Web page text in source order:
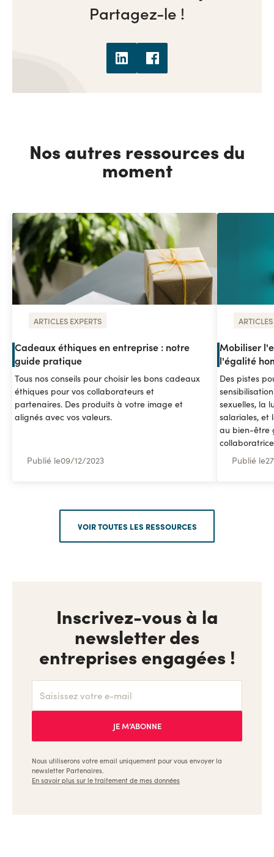
Partagez-le !
Nos autres ressources du
moment
ARTICLES EXPERTS
Cadeaux éthiques en entreprise : notre
guide pratique
Tous nos conseils pour choisir les bons cadeaux
éthiques pour vos collaborateurs et
partenaires. Des produits à votre image et
alignés avec vos valeurs.
Publié le09/12/2023
Mobiliser
l'égalité
Des pistes
sexuelles, la
salariales, et
au bien-être
Publié le27
VOIR TOUTES LES RESSOURCES
Inscrivez-vous à la
newsletter des
entreprises engagées !
Nous utiliserons votre email uniquement pour vous envoyer la
newsletter Partenaires.
En savoir plus sur le traitement de mes données